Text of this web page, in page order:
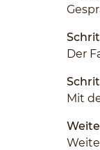
Der
Mit